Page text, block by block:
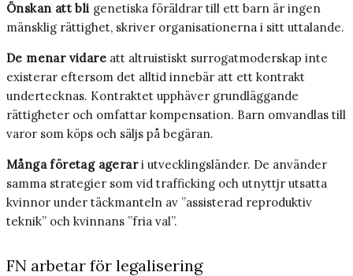
Önskan att bli genetiska föräldrar till ett barn är ingen
mänsklig rättighet, skriver organisationerna i sitt uttalande.
De menar vidare att altruistiskt surrogatmoderskap inte
existerar eftersom det alltid innebär att ett kontrakt
undertecknas. Kontraktet upphäver grundläggande
rättigheter och omfattar kompensation. Barn omvandlas till
varor som köps och säljs på begäran.
Många företag agerari utvecklingsländer. De använder
samma strategier som vid trafficking och utnyttjr utsatta
kvinnor under täckmanteln av ”assisterad reproduktiv
teknik” och kvinnans ”fria val”.
FN arbetar för legalisering